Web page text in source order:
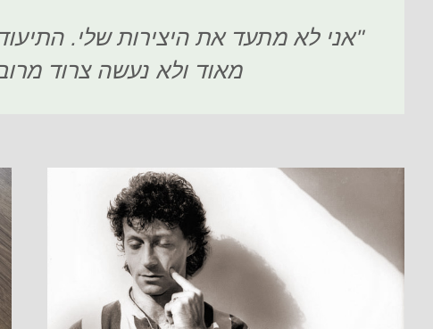
"אני לא מתעד את היצירות שלי.
מאוד ולא נעשה צרוד